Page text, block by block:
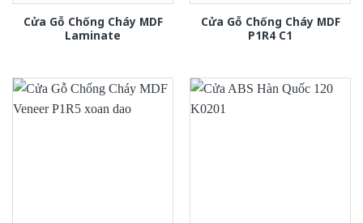
Cửa Gỗ Chống Cháy MDF
Laminate
Cửa Gỗ Chống Cháy MDF
P1R4 C1